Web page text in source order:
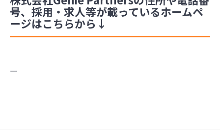
号、採用・求人等が載っているホームペ
ージはこちらから↓
ー